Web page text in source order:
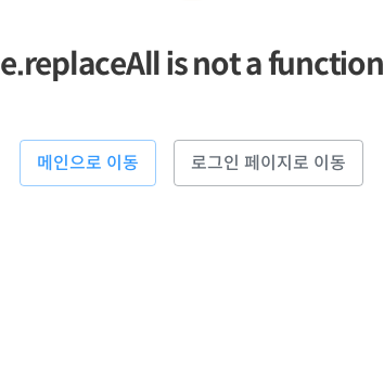
e.replaceAll is not a function
메인으로 이동 로그인 페이지로 이동